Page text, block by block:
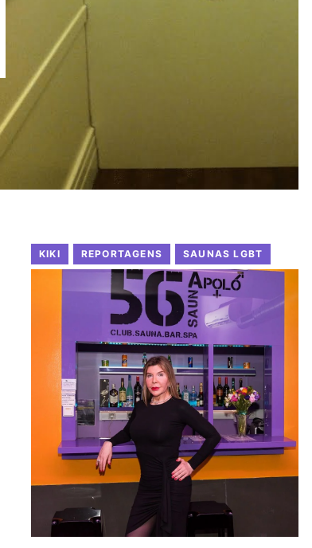
KIKI REPORTAGENS SAUNAS LGBT